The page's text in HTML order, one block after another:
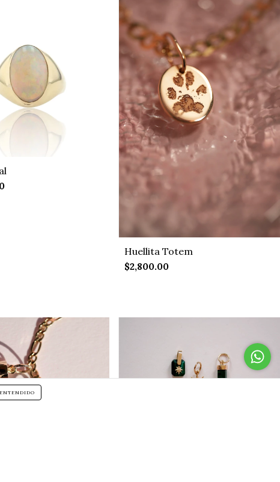
ENTENDIDO
Huellita Totem
$2,800.00